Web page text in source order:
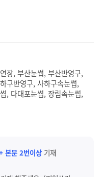
장, 부산눈썹, 부산반영구,
구반영구, 사하구속눈썹,
, 다대포눈썹, 장림속눈썹,
본문 2번이상 기재